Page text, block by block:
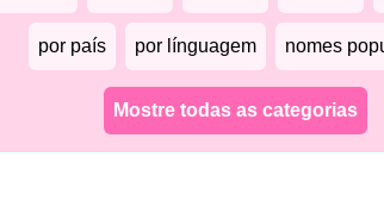
por país por línguagem nomes
Mostre todas as categorias